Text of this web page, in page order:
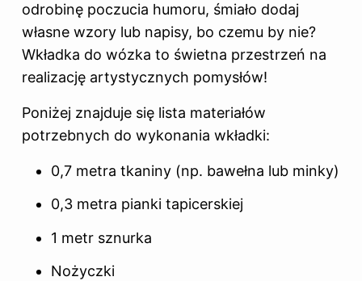
odrobinę poczucia humoru, śmiało dodaj
własne wzory lub napisy, bo czemu by nie?
Wkładka do wózka to świetna przestrzeń na
realizację artystycznych pomysłów!
Poniżej znajduje się lista materiałów
potrzebnych do wykonania wkładki:
0,7 metra tkaniny (np. bawełna lub minky)
0,3 metra pianki tapicerskiej
1 metr sznurka
Nożyczki